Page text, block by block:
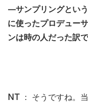
—サンプリングとい
に使ったプロデュー
ンは時の人だった訳
NT ： そうですね。